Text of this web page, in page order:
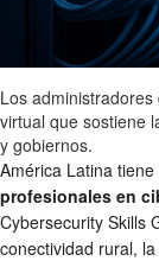
Los
virtual que sostiene
y gobiernos.
América Latina
profesionales en
Cybersecurity Skills
conectividad rural,